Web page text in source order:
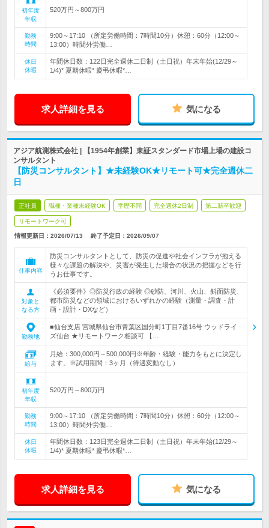
初年度
年収
520万円～800万円
勤務
時間
9:00～17:10 （所定労働時間：7時間10分）休憩：60分（12:00～
13:00）時間外労働…
休日
休暇
年間休日数：122日完全週休二日制（土日祝）年末年始(12/29～
1/4)* 夏期休暇* 慶弔休暇*…
求人詳細を見る 気になる
アジア航測株式会社 | 【1954年創業】東証スタンダード市場上場の建設コ
ンサルタント
【防災コンサルタント】★未経験OK★リモート可★完全週休二
日
正社員 職種・業種未経験OK 学歴不問 完全週休2日制 第二新卒歓迎
リモートワーク可
情報更新日：2026/07/13 終了予定日： 2026/09/07
仕事内容
防災コンサルタントとして、防災の促進や社会インフラが抱える
様々な課題の解決や、災害が発生した場合の状況の把握などを行
うお仕事です。
対象と
なる方
《必須要件》◎防災行政の経験 ◎砂防、河川、火山、斜面防災、
都市防災などの領域におけるいずれかの経験（測量・調査・計
画・設計・DXなど）
勤務地
■仙台支店 宮城県仙台市青葉区国分町1丁目7番16号 ウッドライ
ズ仙台 ★リモートワーク相談可 【…
給与
月給：300,000円～500,000円※年齢・経験・能力をもとに決定し
ます。※試用期間：3ヶ月（待遇変動なし）
初年度
年収
520万円～800万円
勤務
時間
9:00～17:10 （所定労働時間：7時間10分）休憩：60分（12:00～
13:00）時間外労働…
休日
休暇
年間休日数：123日完全週休二日制（土日祝）年末年始(12/29～
1/4)* 夏期休暇* 慶弔休暇*…
求人詳細を見る 気になる